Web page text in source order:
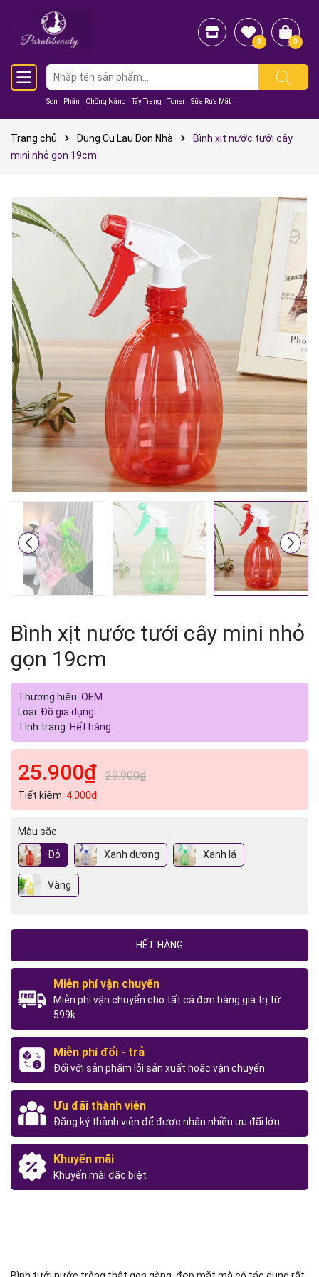
Son Phấn Chống Nắng Tẩy Trang Toner Sữa Rửa Mặt
0 0
Trang chủ Dụng Cụ Lau Dọn Nhà
Bình xịt nước tưới cây
mini nhỏ gọn 19cm
Bình xịt nước tưới cây mini nhỏ
gọn 19cm
Thương hiệu: OEM
Loại: Đồ gia dụng
Tình trạng: Hết hàng
25.900₫ 29.900₫
Tiết kiệm: 4.000₫
Màu sắc
Đỏ
Xanh dương Xanh lá
Vàng
HẾT HÀNG
Miễn phí vận chuyển
Miễn phí vận chuyển cho tất cả đơn hàng giá trị từ
599k
Miễn phí đổi - trả
Đối với sản phẩm lỗi sản xuất hoặc vận chuyển
Ưu đãi thành viên
Đăng ký thành viên để được nhận nhiều ưu đãi lớn
Khuyến mãi
Khuyến mãi đặc biệt
Mã giảm giá:
Ngày hết hạn:
Điều kiện: